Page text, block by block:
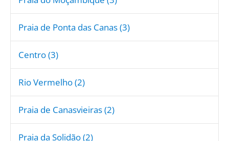
Praia de Ponta das Canas (3)
Centro (3)
Rio Vermelho (2)
Praia de Canasvieiras (2)
Praia da Solidão (2)